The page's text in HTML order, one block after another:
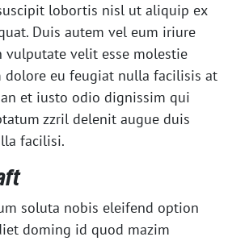
lobortis nisl ut aliquip ex
Duis autem vel eum iriure
velit esse molestie
dolore eu feugiat nulla facilisis at
et iusto odio dignissim qui
zzril delenit augue duis
facilisi.
soluta nobis eleifend option
doming id quod mazim